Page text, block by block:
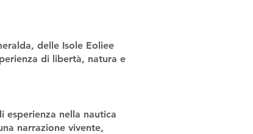
delle Isole Eoliee
di libertà, natura e
nella nautica
narrazione vivente,